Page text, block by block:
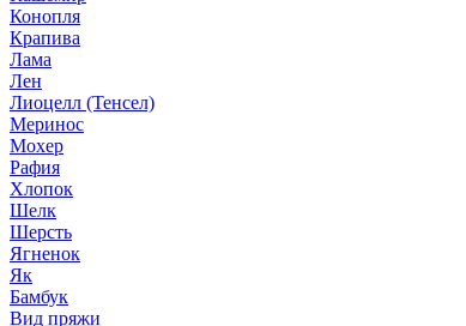
Конопля
Крапива
Лама
Лен
Лиоцелл (Тенсел)
Меринос
Мохер
Рафия
Хлопок
Шелк
Шерсть
Ягненок
Як
Бамбук
Вид пряжи